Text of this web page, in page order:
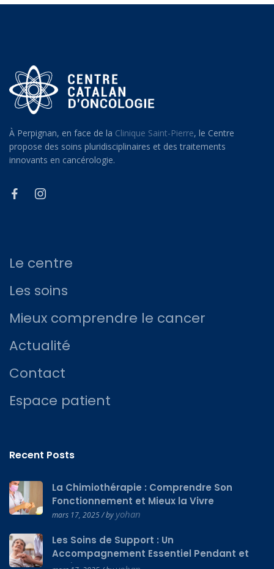
À Perpignan, en face de la Clinique Saint-Pierre, le Centre
propose des soins pluridisciplinaires et des traitements
innovants en cancérologie.
Le centre
Les soins
Mieux comprendre le cancer
Actualité
Contact
Espace patient
Recent Posts
La Chimiothérapie : Comprendre Son
Fonctionnement et Mieux la Vivre
mars 17, 2025 / by yohan
Les Soins de Support : Un
Accompagnement Essentiel Pendant et